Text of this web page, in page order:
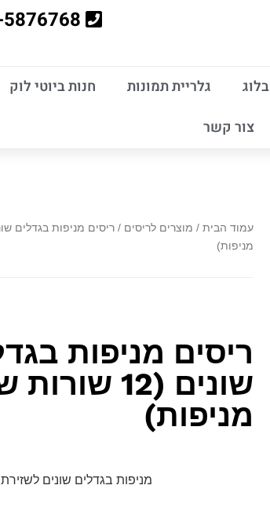
בלוג גלריית תמונות
חנות ביוטי לוק
צור קשר
עמוד הבית / מוצרים לריסים
מניפות)
ריסים מניפות
שונים (12
מניפות)
מניפות בגדלים שונים